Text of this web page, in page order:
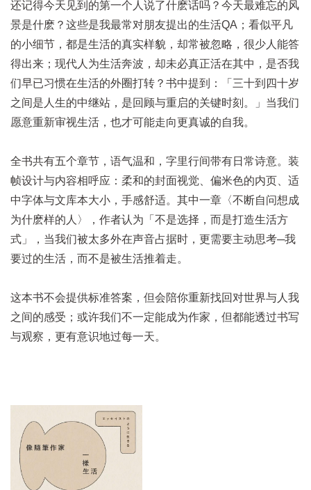
还记得今天见到的第一个人说了什麽话吗？今天最难忘的风
景是什麽？这些是我最常对朋友提出的生活QA；看似平凡
的小细节，都是生活的真实样貌，却常被忽略，很少人能答
得出来；现代人为生活奔波，却未必真正活在其中，是否我
们早已习惯在生活的外圈打转？书中提到：「三十到四十岁
之间是人生的中继站，是回顾与重启的关键时刻。」当我们
愿意重新审视生活，也才可能走向更真诚的自我。
全书共有五个章节，语气温和，字里行间带有日常诗意。装
帧设计与内容相呼应：柔和的封面视觉、偏米色的内页、适
中字体与文库本大小，手感舒适。其中一章〈不断自问想成
为什麽样的人〉，作者认为「不是选择，而是打造生活方
式」，当我们被太多外在声音占据时，更需要主动思考─我
要过的生活，而不是被生活推着走。
这本书不会提供标准答案，但会陪你重新找回对世界与人我
之间的感受；或许我们不一定能成为作家，但都能透过书写
与观察，更有意识地过每一天。